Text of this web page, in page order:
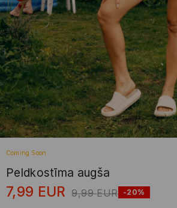
Coming Soon
Peldkostīma augša
7,99 EUR 9,99 EUR -20%